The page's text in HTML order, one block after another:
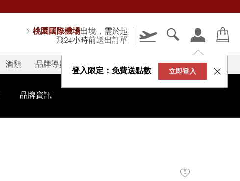
桃園國際機場出境，需於起
飛24小時前送出訂單
登入限定：免費送點數 立即登入
酒類 品牌導覽 V-STORY
品牌資訊